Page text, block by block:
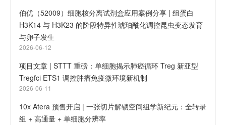
伯优（52009）细胞核分离试剂盒应用案例分享 | 组蛋白
H3K14 与 H3K23 的阶段特异性琥珀酰化调控昆虫变态发育
与卵子发生
2026-06-12
项目文章 | STTT 重磅：单细胞揭示肺癌循环 Treg 新亚型
Tregfci ETS1 调控肿瘤免疫微环境新机制
2026-06-11
10x Atera 预售开启 | 一张切片解锁空间组学新纪元：全转录
组 + 高通量 + 单细胞分辨率